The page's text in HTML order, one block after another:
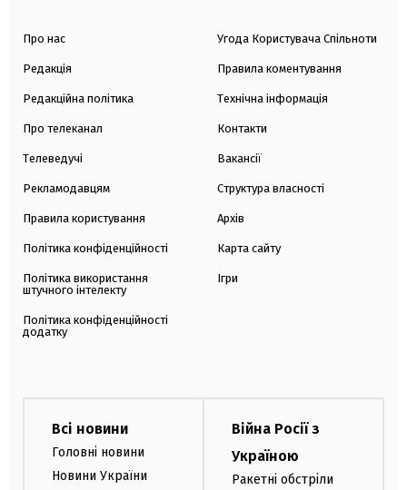
Про нас
Редакція
Редакційна політика
Про телеканал
Телеведучі
Рекламодавцям
Правила користування
Політика конфіденційності
Політика використання
штучного інтелекту
Політика конфіденційності
додатку
Угода Користувача Спільноти
Правила коментування
Технічна інформація
Контакти
Вакансії
Структура власності
Архів
Карта сайту
Ігри
Всі новини
Головні новини
Новини України
Війна Росії з
Україною
Ракетні обстріли